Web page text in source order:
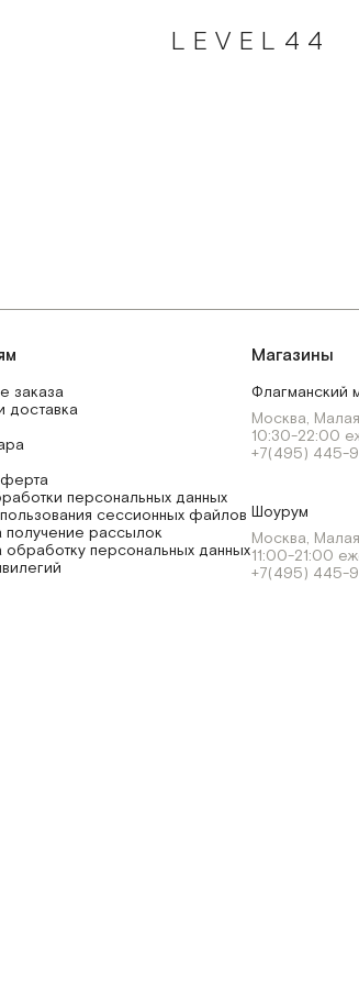
LEVEL44
Магазины
Флагманский
Москва,
10:30-22:00
+7(495) 445-
Шоурум
Москва,
11:00-21:00
+7(495) 445-
заказа
доставка
персональных данных
сессионных файлов
получение рассылок
персональных данных